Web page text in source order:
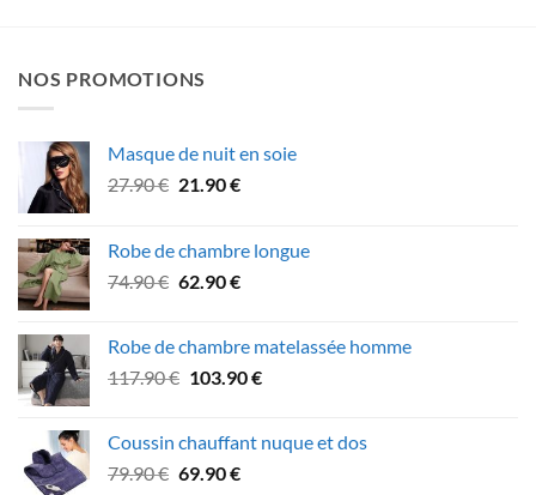
NOS PROMOTIONS
Masque de nuit en soie
27.90€ Le
était :
27.90 €.
21.90€Le
est :
21.90 €.
Robe de chambre longue
74.90€ Le
était :
74.90 €.
62.90€Le
est :
62.90 €.
Robe de chambre matelassée homme
117.90€ Le
était :
117.90 €.
103.90€Le
est :
Coussin chauffant nuque et dos
79.90€ Le
69.90€Le